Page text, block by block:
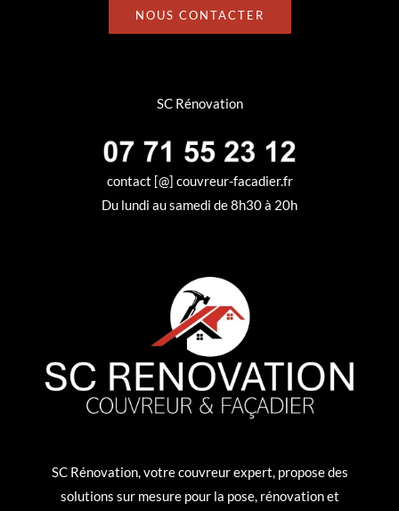
NOUS CONTACTER
SC Rénovation
contact [@] couvreur-facadier.fr
Du lundi au samedi de 8h30 à 20h
SC Rénovation, votre couvreur expert, propose des
solutions sur mesure pour la pose, rénovation et